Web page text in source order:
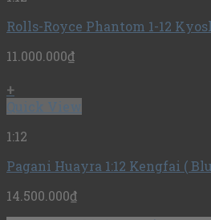
Rolls-Royce Phantom 1-12
11.000.000₫
+
Quick View
1:12
Pagani Huayra 1:12 Kengfai (
14.500.000₫